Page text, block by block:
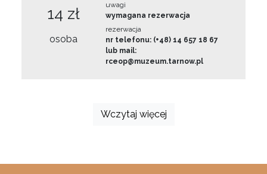
14 zł
osoba
uwagi
wymagana rezerwacja
rezerwacja
nr telefonu: (+48) 14 657 18 67
lub mail:
rceop@muzeum.tarnow.pl
Wczytaj więcej